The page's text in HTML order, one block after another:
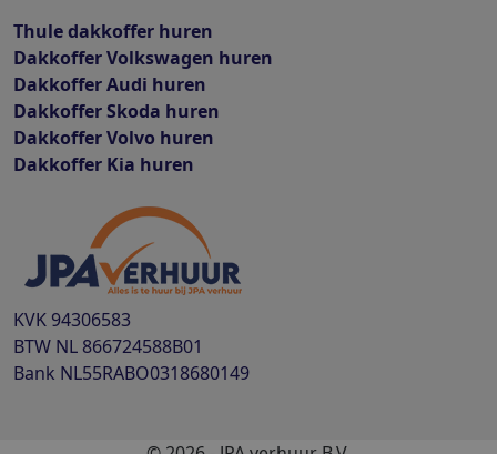
Thule dakkoffer huren
Dakkoffer Volkswagen huren
Dakkoffer Audi huren
Dakkoffer Skoda huren
Dakkoffer Volvo huren
Dakkoffer Kia huren
KVK 94306583
BTW NL 866724588B01
Bank NL55RABO0318680149